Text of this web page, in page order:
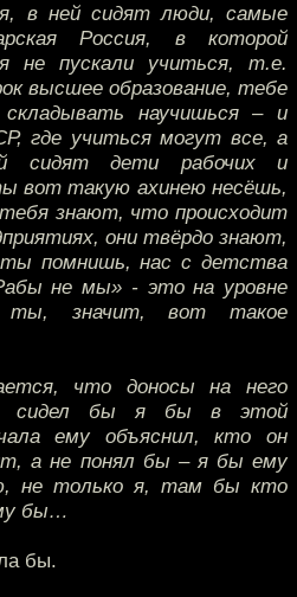
в ней сидят люди, самые
Россия, в которой
не пускали учиться, т.е.
высшее образование, тебе
научишься – и
где учиться могут все, а
сидят дети рабочих и
вот такую ахинею несёшь,
знают, что происходит
они твёрдо знают,
помнишь, нас с детства
не мы» - это на уровне
ты, значит, вот такое
что доносы на него
сидел бы я бы в этой
ему объяснил, кто он
а не понял бы – я бы ему
не только я, там бы кто
бы…
бы.